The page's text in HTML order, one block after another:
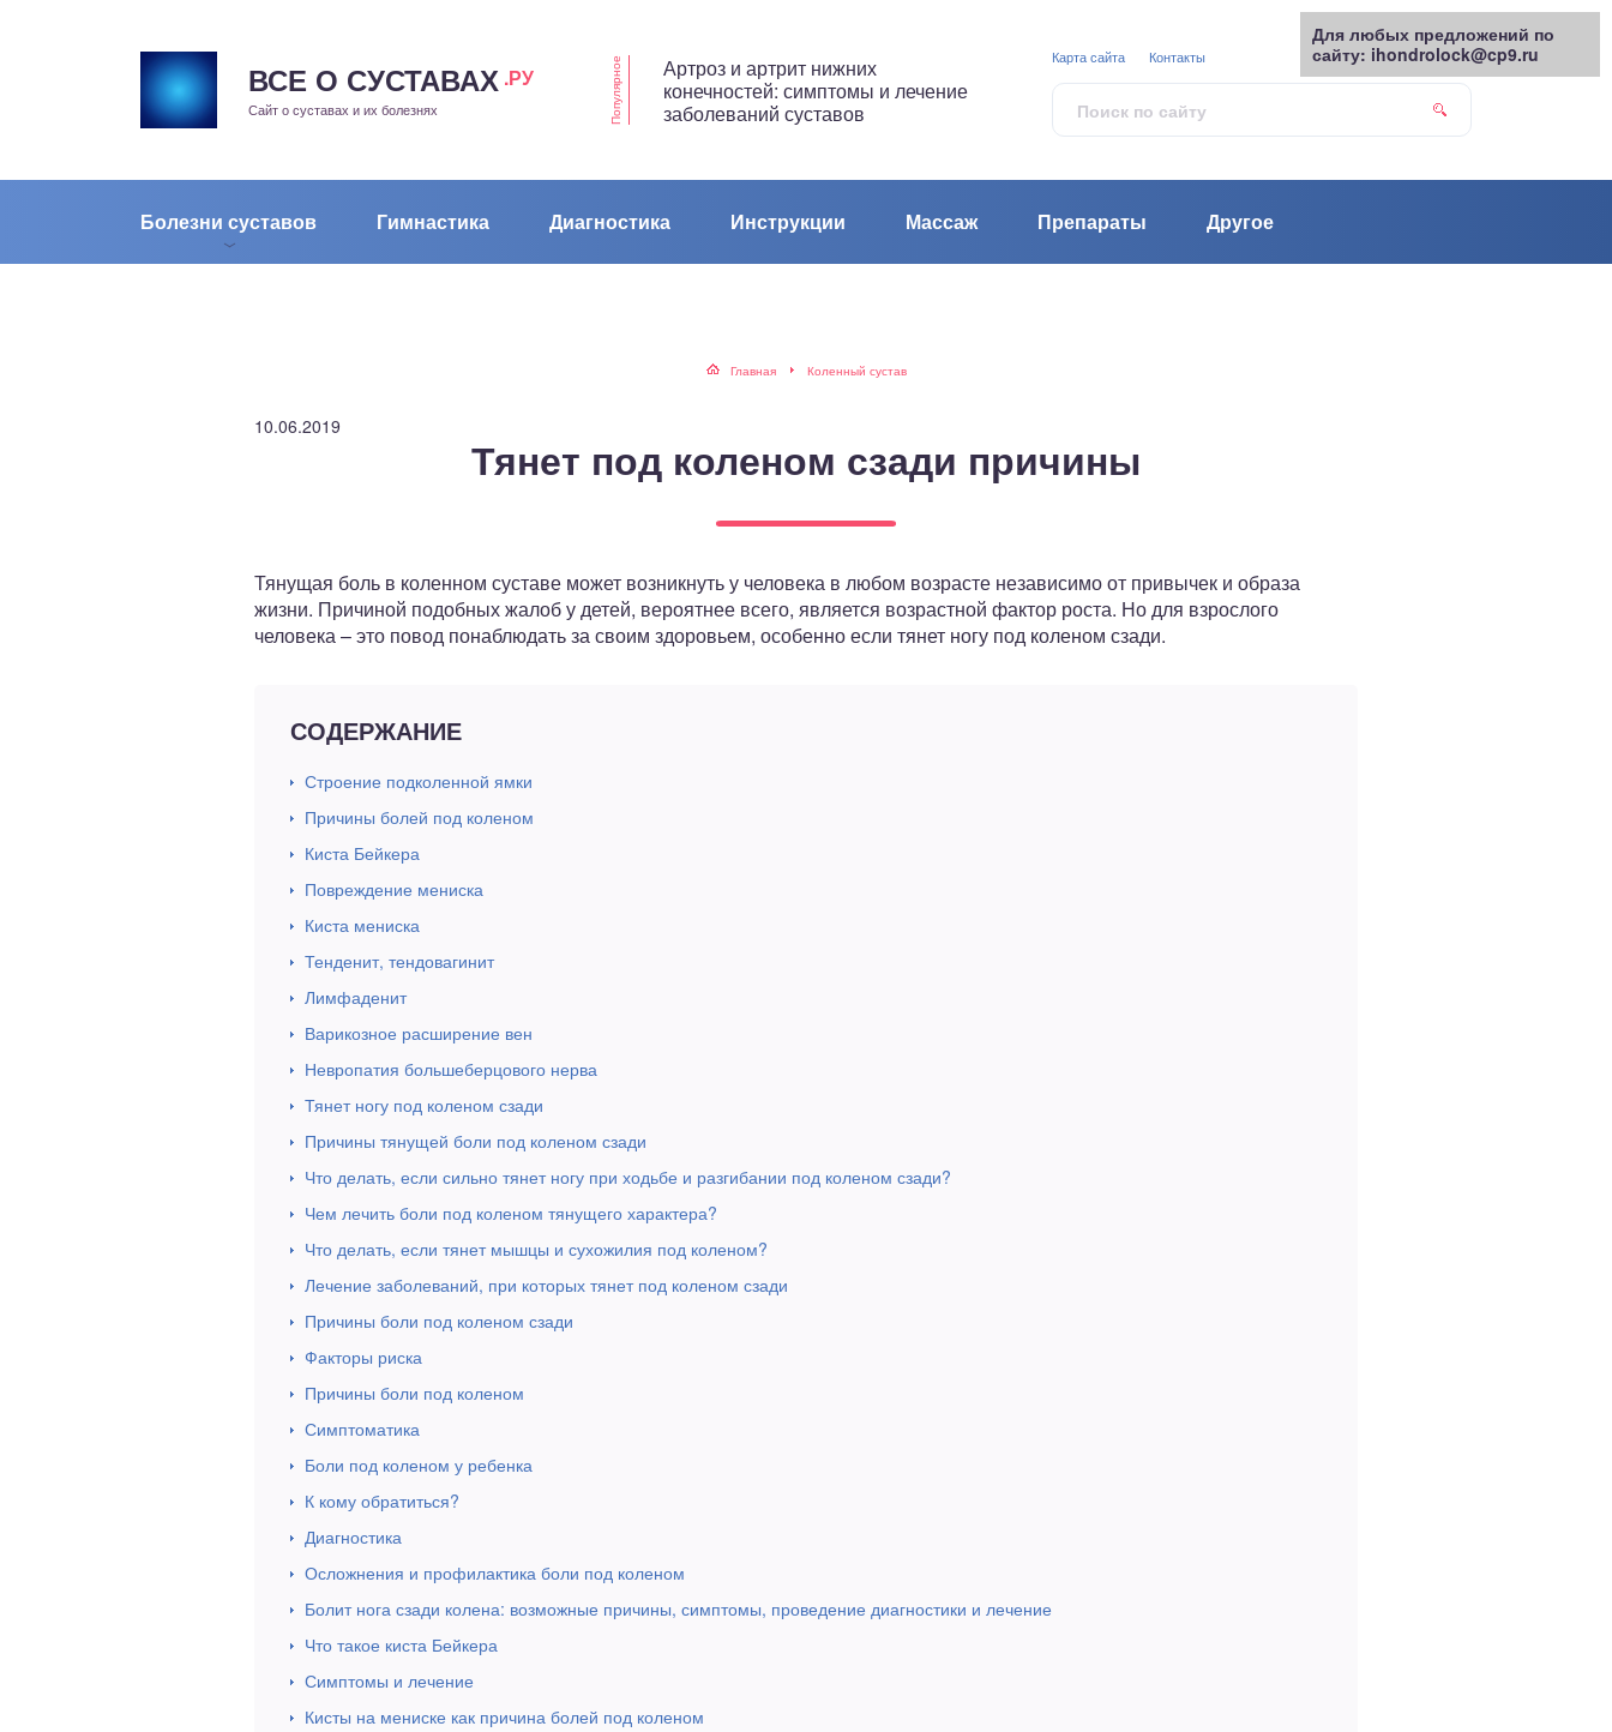
ВСЕ О СУСТАВАХ .РУ
Сайт о суставах и их болезнях Популярное
Артроз и артрит нижних
конечностей: симптомы и лечение
заболеваний суставов
Болезни суставов Гимнастика Диагностика Инструкции Массаж Препараты Другое
Карта сайта Контакты
Главная Коленный сустав
10.06.2019
Тянет под коленом сзади причины
Тянущая боль в коленном суставе может возникнуть у человека в любом возрасте независимо от привычек и образа
жизни. Причиной подобных жалоб у детей, вероятнее всего, является возрастной фактор роста. Но для взрослого
человека – это повод понаблюдать за своим здоровьем, особенно если тянет ногу под коленом сзади.
СОДЕРЖАНИЕ
Строение подколенной ямки
Причины болей под коленом
Киста Бейкера
Повреждение мениска
Киста мениска
Тенденит, тендовагинит
Лимфаденит
Варикозное расширение вен
Невропатия большеберцового нерва
Тянет ногу под коленом сзади
Причины тянущей боли под коленом сзади
Что делать, если сильно тянет ногу при ходьбе и разгибании под коленом сзади?
Чем лечить боли под коленом тянущего характера?
Что делать, если тянет мышцы и сухожилия под коленом?
Лечение заболеваний, при которых тянет под коленом сзади
Причины боли под коленом сзади
Факторы риска
Причины боли под коленом
Симптоматика
Боли под коленом у ребенка
К кому обратиться?
Диагностика
Осложнения и профилактика боли под коленом
Болит нога сзади колена: возможные причины, симптомы, проведение диагностики и лечение
Что такое киста Бейкера
Симптомы и лечение
Кисты на мениске как причина болей под коленом
Для любых предложений по
сайту: ihondrolock@cp9.ru